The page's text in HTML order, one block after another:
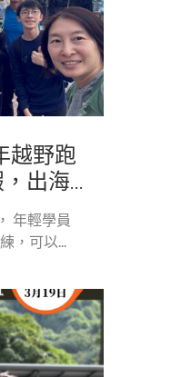
越野跑
出海...
年輕學員
，可以...